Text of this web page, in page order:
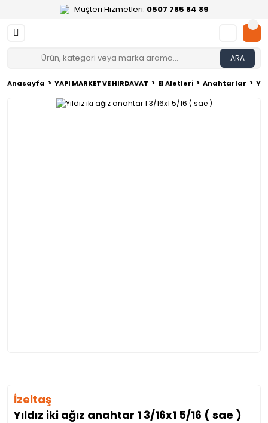
Müşteri Hizmetleri: 0507 785 84 89
ARA
Anasayfa YAPI MARKET VE HIRDAVAT El Aletleri Anahtarlar
İzeltaş
Yıldız iki ağız anahtar 1 3/16x1 5/16 ( sae )